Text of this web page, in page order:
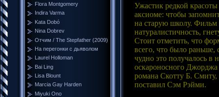
Flora Montgomery
Indira Varma
Kata Dobó
Nina Dobrev
Отчим / The Stepfather (2009)
На перегонки с дьяволом
Laurel Holloman
Bai Ling
Lisa Blount
Marcia Gay Harden
Miyuki Ono
Ужастик редкой
аксиоме: чтобы
на старую школу. Фильм
натуралистичность,
Стоит отметить, что
всего, что было раньше,
чудно это получалось в
оскароносного
романа Скотту Б.
поставил Сэм Рэйми.